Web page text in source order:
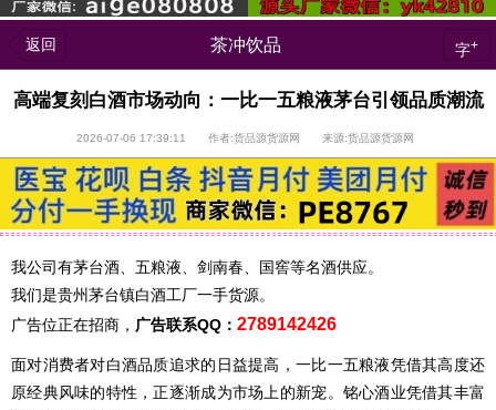
返回 茶冲饮品 字+
高端复刻白酒市场动向：一比一五粮液茅台引领品质潮流
2026-07-06 17:39:11 作者:货品源货源网 来源:货品源货源网
我公司有茅台酒、五粮液、剑南春、国窖等名酒供应。
我们是贵州茅台镇白酒工厂一手货源。
广告位正在招商， 广告联系QQ： 2789142426
面对消费者对白酒品质追求的日益提高，一比一五粮液凭借其高度还
原经典风味的特性，正逐渐成为市场上的新宠。铭心酒业凭借其丰富